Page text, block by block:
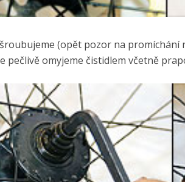
(opět pozor na
pečlivě omyjeme čistidlem včetně